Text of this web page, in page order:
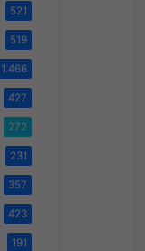
521
519
1.466
427
272
231
357
423
191